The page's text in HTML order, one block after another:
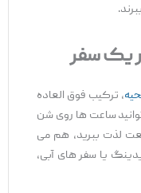
یک سفر
، ترکیب فوق ‌العاده
ساعت ‌ها روی شن
لذت ببرید، هم می
یا سفر های آبی،